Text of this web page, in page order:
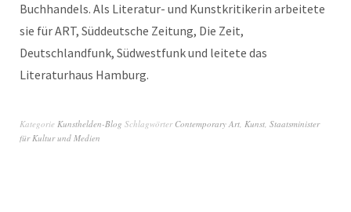
Buchhandels. Als Literatur- und Kunstkritikerin arbeitete
sie für ART, Süddeutsche Zeitung, Die Zeit,
Deutschlandfunk, Südwestfunk und leitete das
Literaturhaus Hamburg.
Kategorie Kunsthelden-Blog Schlagwörter Contemporary Art, Kunst, Staatsminister
für Kultur und Medien